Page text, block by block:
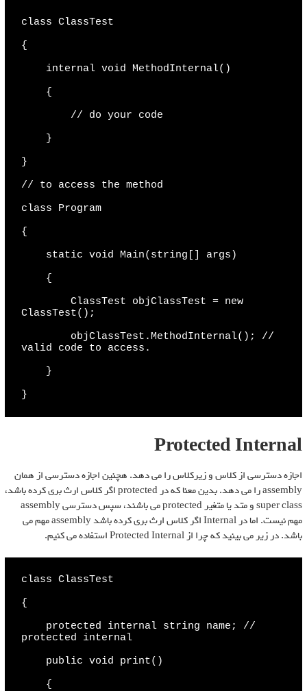
class ClassTest
{
internal void MethodInternal()
{
// do your code
}
}
// to access the method
class Program
{
static void Main(string[] args)
{
ClassTest objClassTest = new
ClassTest();
objClassTest.MethodInternal(); //
valid code to access.
}
}
Protected Internal
اجازه دسترسی از کلاس و زیرکلاس را می دهد. هچنین اجازه دسترسی از همان
assembly را می دهد. بدین معنا که در protected اگر کلاس ارث بری کرده باشد،
super class و متد یا متغیر protected می باشند، سپس دسترسی assembly
مهم نیست. اما در Internal اگر کلاس ارث بری کرده باشد assembly مهم می
باشد. در زیر می بینید که چرا از Protected Internal استفاده می کنیم.
class ClassTest
{
protected internal string name; //
protected internal
public void print()
{